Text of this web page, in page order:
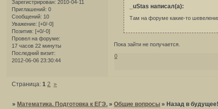
Зарегистрирован: 2010-04-11
Приглашений: 0
Сообщений: 10
Уважение: [+0/-0]
Позитив: [+0/-0]
Провел на форуме:
17 часов 22 минуты
Последний визит:
2012-06-06 23:30:44
_uStas написал(а):
Там на форуме какие-то
Пока зайти не получается.
0
Страница: 1 2 »
» Математика. Подготовка к ЕГЭ. »Общие вопросы » Назад в